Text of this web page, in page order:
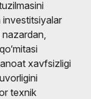
investitsiyalar
xavfsizligi
texnik